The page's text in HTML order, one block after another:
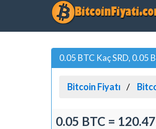
0.05 BTC Kaç SRD, 0.05
Bitcoin Fiyatı
0.05 BTC =